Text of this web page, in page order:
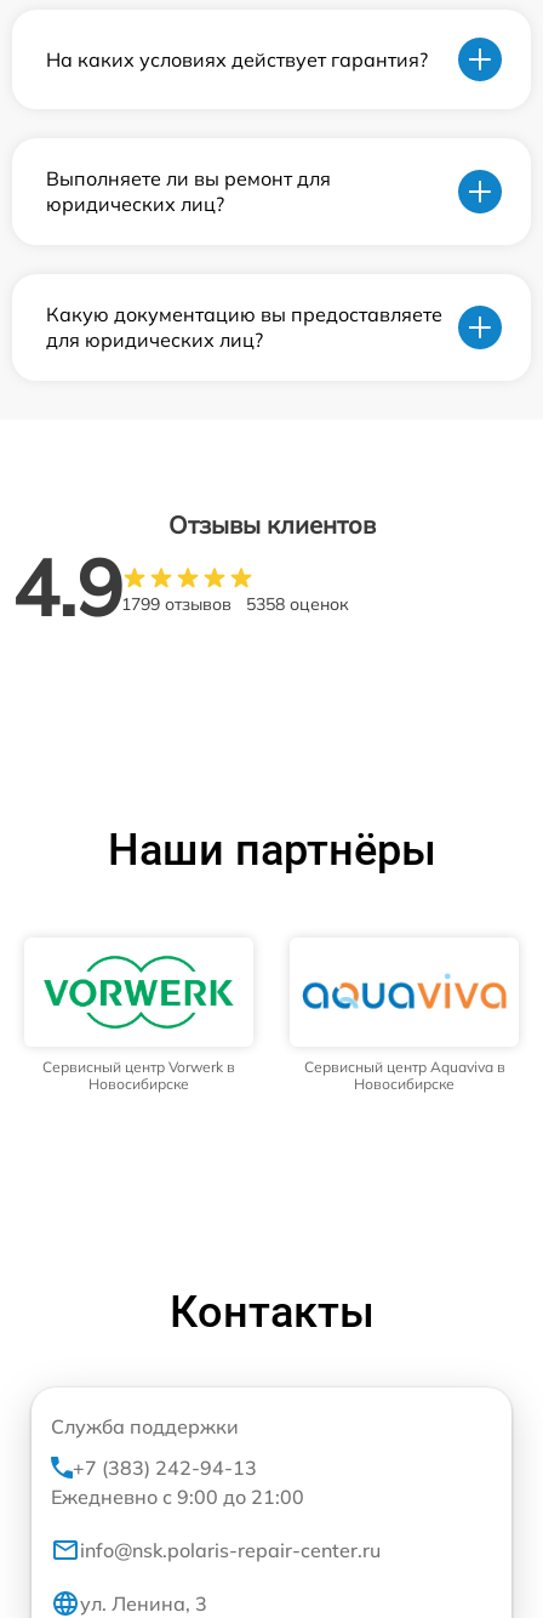
На каких условиях действует гарантия?
Выполняете ли вы ремонт для
юридических лиц?
Какую документацию вы предоставляете
для юридических лиц?
Отзывы клиентов
4.91799 отзывов 5358 оценок
Наши партнёры
Сервисный центр Vorwerk в
Новосибирске
Сервисный центр Aquaviva в
Новосибирске
Контакты
Служба поддержки
+7 (383) 242-94-13
Ежедневно с 9:00 до 21:00
info@nsk.polaris-repair-center.ru
ул. Ленина, 3